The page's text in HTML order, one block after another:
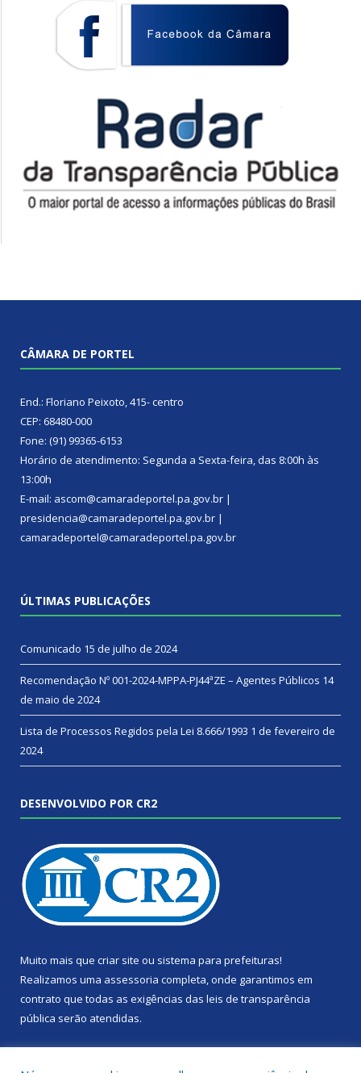
CÂMARA DE PORTEL
End.: Floriano Peixoto, 415- centro
CEP: 68480-000
Fone: (91) 99365-6153
Horário de atendimento: Segunda a Sexta-feira, das 8:00h às
13:00h
E-mail: ascom@camaradeportel.pa.gov.br |
presidencia@camaradeportel.pa.gov.br |
camaradeportel@camaradeportel.pa.gov.br
ÚLTIMAS PUBLICAÇÕES
Comunicado 15 de julho de 2024
Recomendação Nº 001-2024-MPPA-PJ44ªZE – Agentes Públicos 14
de maio de 2024
Lista de Processos Regidos pela Lei 8.666/1993 1 de fevereiro de
2024
DESENVOLVIDO POR CR2
Muito mais que criar site ou sistema para prefeituras!
Realizamos uma assessoria completa, onde garantimos em
contrato que todas as exigências das leis de transparência
pública serão atendidas.